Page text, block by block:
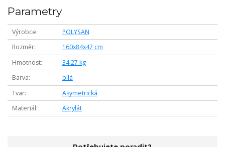
Parametry
Výrobce
POLYSAN
Rozměr
160x84x47 cm
Hmotnost
34.27 kg
Barva
bílá
Tvar
Asymetrická
Materiál
Akrylát